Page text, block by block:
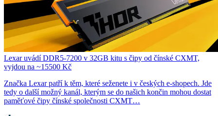
Lexar uvádí DDR5-7200 v 32GB kitu s čipy od čínské CXMT,
vyjdou na ~15500 Kč
Značka Lexar patří k těm, které seženete i v českých e-shopech. Jde
tedy o další možný kanál, kterým se do našich končin mohou dostat
paměťové čipy čínské společnosti CXMT…